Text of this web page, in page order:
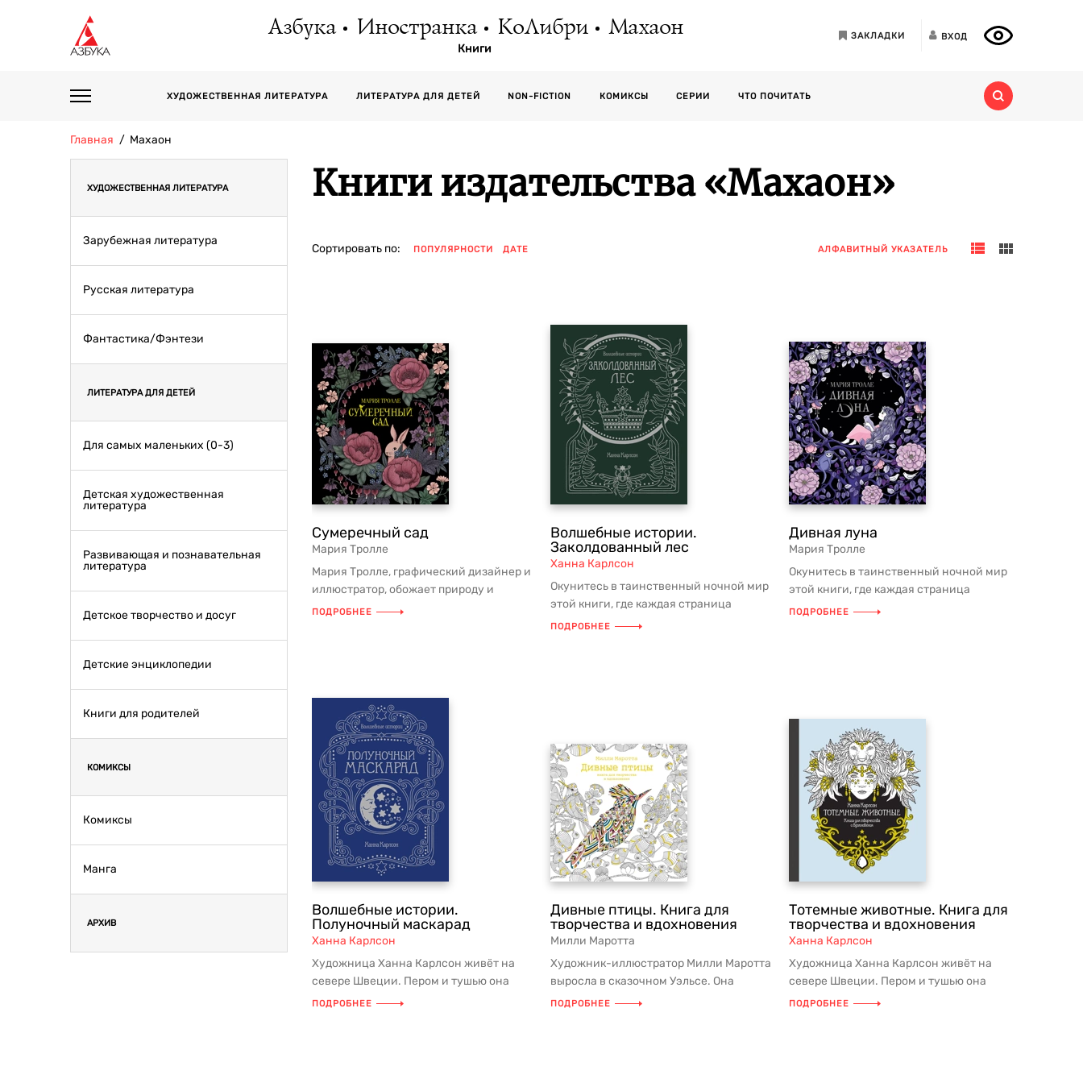
Азбука Иностранка КоЛибри Махаон
Книги
ЗАКЛАДКИ ВХОД
ХУДОЖЕСТВЕННАЯ ЛИТЕРАТУРА ЛИТЕРАТУРА ДЛЯ ДЕТЕЙ NON-FICTION КОМИКСЫ СЕРИИ ЧТО ПОЧИТАТЬ
Главная Махаон
ХУДОЖЕСТВЕННАЯ ЛИТЕРАТУРА
Зарубежная литература
Русская литература
Фантастика/Фэнтези
ЛИТЕРАТУРА ДЛЯ ДЕТЕЙ
Для самых маленьких (0-3)
Детская художественная
литература
Развивающая и познавательная
литература
Детское творчество и досуг
Детские энциклопедии
Книги для родителей
КОМИКСЫ
Комиксы
Манга
АРХИВ
Книги издательства «Махаон»
Сортировать по: ПОПУЛЯРНОСТИ ДАТЕ АЛФАВИТНЫЙ УКАЗАТЕЛЬ
Сумеречный сад
Мария Тролле
Мария Тролле, графический дизайнер и
иллюстратор, обожает природу и
создаёт таинственные пейзажи и з...
ПОДРОБНЕЕ
Волшебные истории.
Заколдованный лес
Ханна Карлсон
Окунитесь в таинственный ночной мир
этой книги, где каждая страница
наполнена волшебством. Насладите...
ПОДРОБНЕЕ
Дивная луна
Мария Тролле
Окунитесь в таинственный ночной мир
этой книги, где каждая страница
наполнена волшебством. Насладите...
ПОДРОБНЕЕ
Волшебные истории.
Полуночный маскарад
Ханна Карлсон
Художница Ханна Карлсон живёт на
севере Швеции. Пером и тушью она
создаёт изящные, насыщенные
ПОДРОБНЕЕ
Дивные птицы. Книга для
творчества и вдохновения
Милли Маротта
Художник-иллюстратор Милли Маротта
выросла в сказочном Уэльсе. Она
работает в студии у моря и черпае...
ПОДРОБНЕЕ
Тотемные животные. Книга для
творчества и вдохновения
Ханна Карлсон
Художница Ханна Карлсон живёт на
севере Швеции. Пером и тушью она
создаёт изящные, насыщенные
ПОДРОБНЕЕ